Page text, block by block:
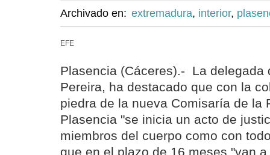
Archivado en: extremadura, interior,
EFE
Plasencia (Cáceres).- La delegada
Pereira, ha destacado que con la
piedra de la nueva Comisaría de la
Plasencia "se inicia un acto de
miembros del cuerpo como con
que en el plazo de 16 meses "van